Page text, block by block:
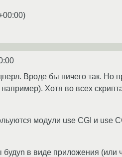
)
Вроде бы ничего так. Но
Хотя во всех
модули use CGI и use
будуn в виде приложения (или